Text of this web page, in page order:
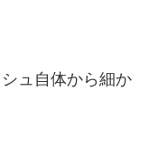
ュ自体から細か